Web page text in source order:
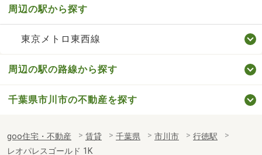
周辺の駅から探す
東京メトロ東西線
周辺の駅の路線から探す
千葉県市川市の不動産を探す
goo住宅・不動産 賃貸 千葉県 市川市
行徳駅
レオパレスゴールド 1K